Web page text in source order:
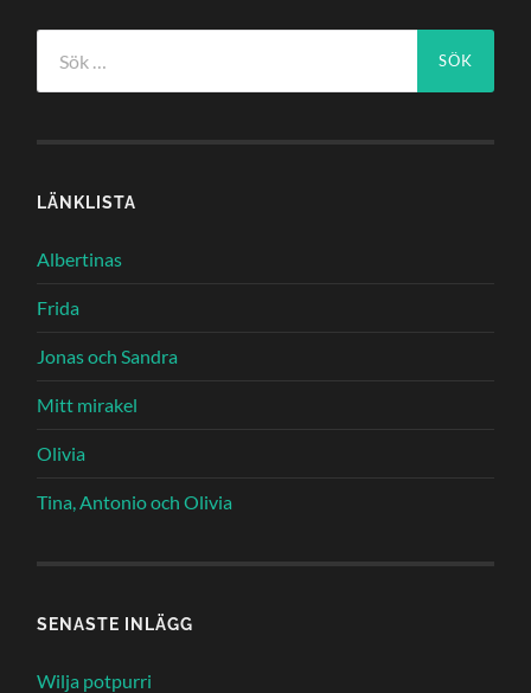
efter:
LÄNKLISTA
Albertinas
Frida
Jonas och Sandra
Mitt mirakel
Olivia
Tina, Antonio och Olivia
SENASTE INLÄGG
Wilja potpurri